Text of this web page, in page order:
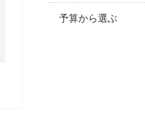
予算から選ぶ